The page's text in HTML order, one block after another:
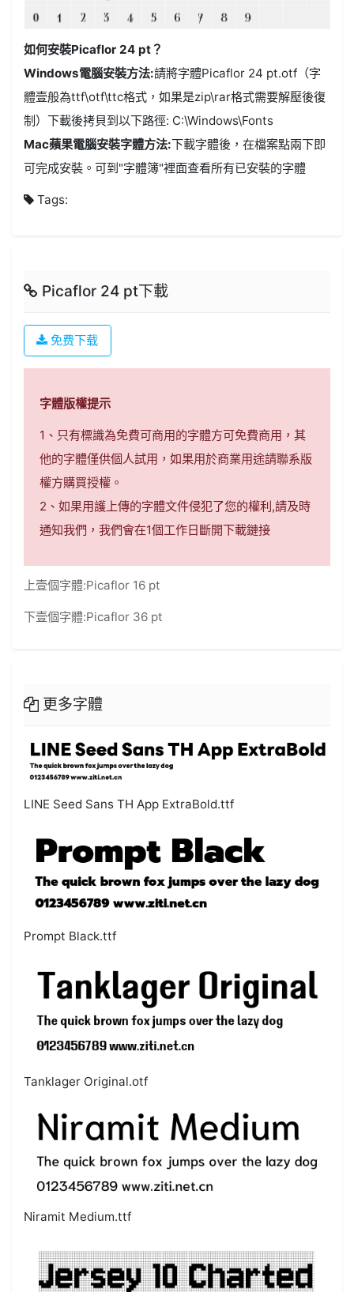
如何安裝Picaflor 24 pt？
Windows電腦安裝方法:請將字體Picaflor 24 pt.otf（字
體壹般為ttf\otf\ttc格式，如果是zip\rar格式需要解壓後復
制）下載後拷貝到以下路徑: C:\Windows\Fonts
Mac蘋果電腦安裝字體方法:下載字體後，在檔案點兩下即
可完成安裝。可到"字體簿"裡面查看所有已安裝的字體
Tags:
Picaflor 24 pt下載
免费下载
字體版權提示
1、只有標識為免費可商用的字體方可免費商用，其
他的字體僅供個人試用，如果用於商業用途請聯系版
權方購買授權。
2、如果用護上傳的字體文件侵犯了您的權利,請及時
通知我們，我們會在1個工作日斷開下載鏈接
上壹個字體:Picaflor 16 pt
下壹個字體:Picaflor 36 pt
更多字體
LINE Seed Sans TH App ExtraBold.ttf
Prompt Black.ttf
Tanklager Original.otf
Niramit Medium.ttf